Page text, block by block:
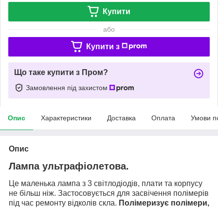
Купити
або
Купити з
Що таке купити з Пром?
Замовлення під захистом
Опис Характеристики Доставка Оплата Умови
Опис
Лампа ультрафіолетова.
Це маленька лампа з 3 світлодіодів, плати та корпусу
не більш ніж. Застосовується для засвічення полімерів
під час ремонту відколів скла. Полімеризує полімери,